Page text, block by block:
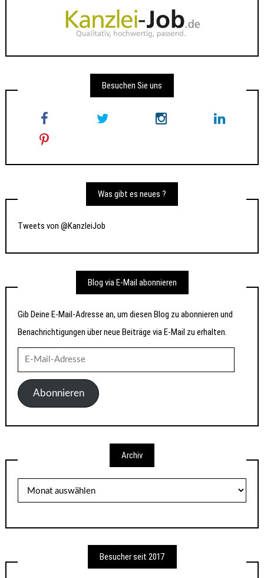
Besuchen Sie uns
Was gibt es neues ?
Tweets von @KanzleiJob
Blog via E-Mail abonnieren
Gib Deine E-Mail-Adresse an, um diesen Blog zu abonnieren und
Benachrichtigungen über neue Beiträge via E-Mail zu erhalten.
Mail-
AdresseAbonnieren
Archiv
Besucher seit 2017